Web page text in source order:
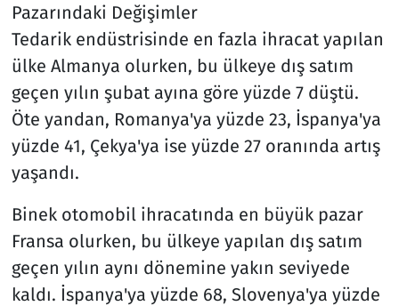
Pazarındaki Değişimler
Tedarik endüstrisinde en fazla ihracat yapılan
ülke Almanya olurken, bu ülkeye dış satım
geçen yılın şubat ayına göre yüzde 7 düştü.
Öte yandan, Romanya'ya yüzde 23, İspanya'ya
yüzde 41, Çekya'ya ise yüzde 27 oranında artış
yaşandı.
Binek otomobil ihracatında en büyük pazar
Fransa olurken, bu ülkeye yapılan dış satım
geçen yılın aynı dönemine yakın seviyede
kaldı. İspanya'ya yüzde 68, Slovenya'ya yüzde